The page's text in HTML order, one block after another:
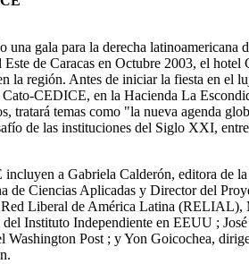
gala para la derecha
de Caracas en Octubre 2003, el
la región. Antes de iniciar la fiesta en
CEDICE, en la Hacienda La
tratará temas como "la nueva agenda
de las instituciones del Siglo XXI,
a Gabriela Calderón, editora de
de Ciencias Aplicadas y Director del
Liberal de América Latina (RELIAL),
Instituto Independiente en EEUU ;
Post ; y Yon Goicochea,